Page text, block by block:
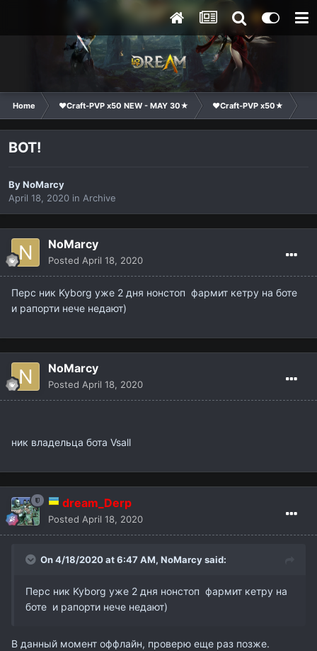
Home ❤Craft-PVP x50 NEW - MAY 30★ ❤Craft-PVP x50★
BOT!
ByNoMarcy
April 18, 2020 in Archive
NoMarcy
Posted April 18, 2020
Перс ник Kyborg уже 2 дня нонстоп фармит кетру на боте
и рапорти нече недают)
NoMarcy
Posted April 18, 2020
ник владельца бота Vsall
dream_Derp
Posted April 18, 2020
On 4/18/2020 at 6:47 AM, NoMarcysaid:
Перс ник Kyborg уже 2 дня нонстоп фармит кетру на
боте и рапорти нече недают)
В данный момент оффлайн, проверю еще раз позже.